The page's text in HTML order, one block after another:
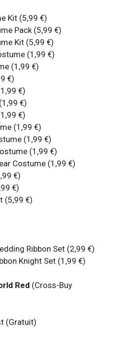
Kit (5,99 €)
Pack (5,99 €)
Kit (5,99 €)
(1,99 €)
(1,99 €)
€)
€)
€)
€)
(1,99 €)
(1,99 €)
(1,99 €)
Costume (1,99 €)
€)
€)
(5,99 €)
Ribbon Set (2,99 €)
Knight Set (1,99 €)
Red (Cross-Buy
(Gratuit)